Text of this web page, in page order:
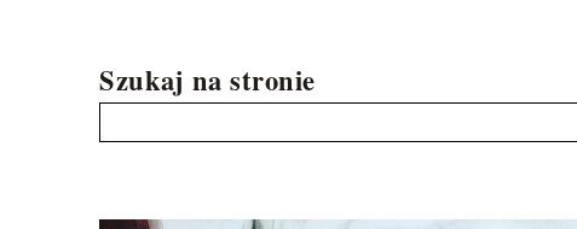
Szukaj na stronie